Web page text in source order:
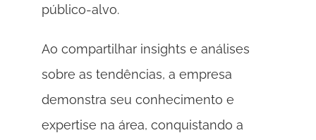
público-alvo.
Ao compartilhar insights e análises
sobre as tendências, a empresa
demonstra seu conhecimento e
expertise na área, conquistando a